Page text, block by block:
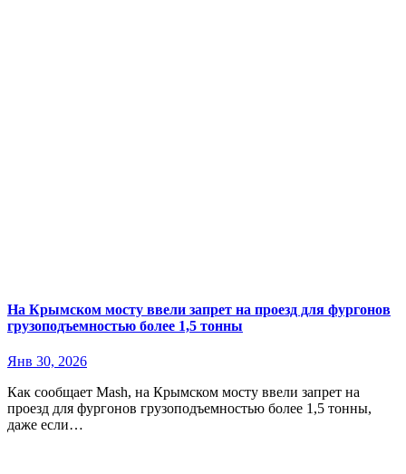
На Крымском мосту ввели запрет на проезд для фургонов
грузоподъемностью более 1,5 тонны
Янв 30, 2026
Как сообщает Mash, на Крымском мосту ввели запрет на
проезд для фургонов грузоподъемностью более 1,5 тонны,
даже если…